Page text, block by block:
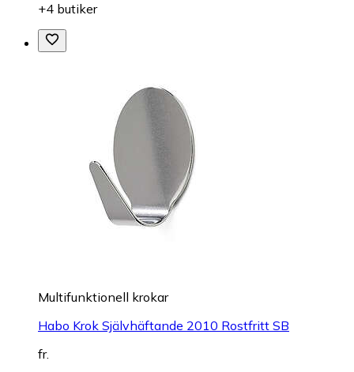
+4 butiker
Multifunktionell krokar
Habo Krok Självhäftande 2010 Rostfritt SB
fr.